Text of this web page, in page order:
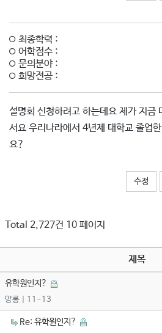
최종학력 :
어학점수 :
문의분야 :
희망전공 :
설명회 신청하려고 하는데요 제가 지금
서요 우리나라에서 4년제 대학교 졸업
요?
수정
Total 2,727건 10 페이지
제목
유학원인지?
망롱 | 11-13
Re: 유학원인지?